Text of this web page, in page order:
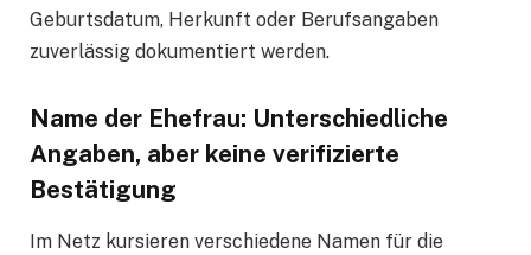
Geburtsdatum, Herkunft oder Berufsangaben
zuverlässig dokumentiert werden.
Name der Ehefrau: Unterschiedliche
Angaben, aber keine verifizierte
Bestätigung
Im Netz kursieren verschiedene Namen für die